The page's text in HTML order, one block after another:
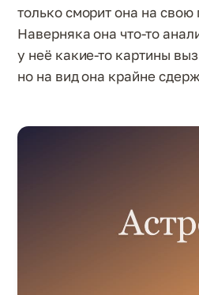
только сморит она на
Наверняка она что-то
у неё какие-то картины
но на вид она крайне